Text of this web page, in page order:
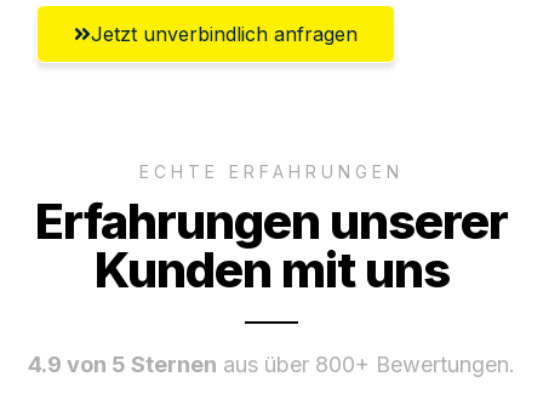
Jetzt unverbindlich anfragen
ECHTE ERFAHRUNGEN
Erfahrungen unserer
Kunden mit uns
4.9 von 5 Sternen aus über 800+ Bewertungen.